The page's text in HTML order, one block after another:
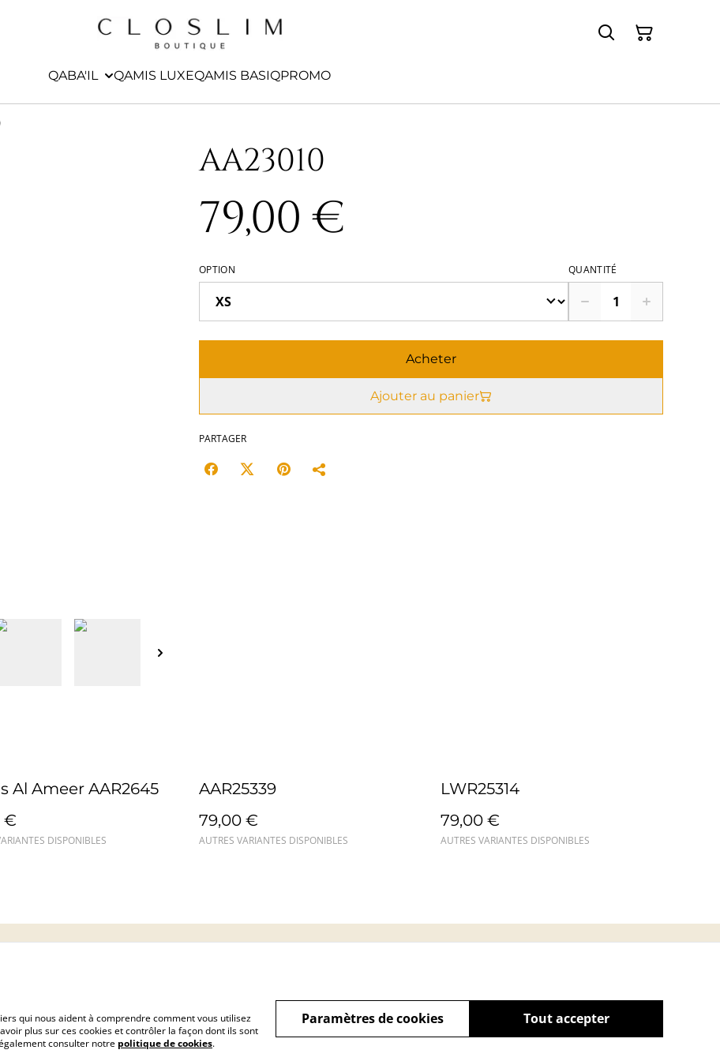
QABA'IL QAMIS LUXEQAMIS BASIQPROMO
AA23010
79,00 €
OPTION QUANTITÉ
Acheter
Ajouter au panier
PARTAGER
Al Ameer AAR2645
€
DISPONIBLES
AAR25339
79,00 €
AUTRES VARIANTES DISPONIBLES
LWR25314
79,00 €
AUTRES VARIANTES DISPONIBLES
qui nous aident à comprendre comment vous utilisez
plus sur ces cookies et contrôler la façon dont ils sont
consulter notre politique de cookies.
Tout accepter
Paramètres de cookies